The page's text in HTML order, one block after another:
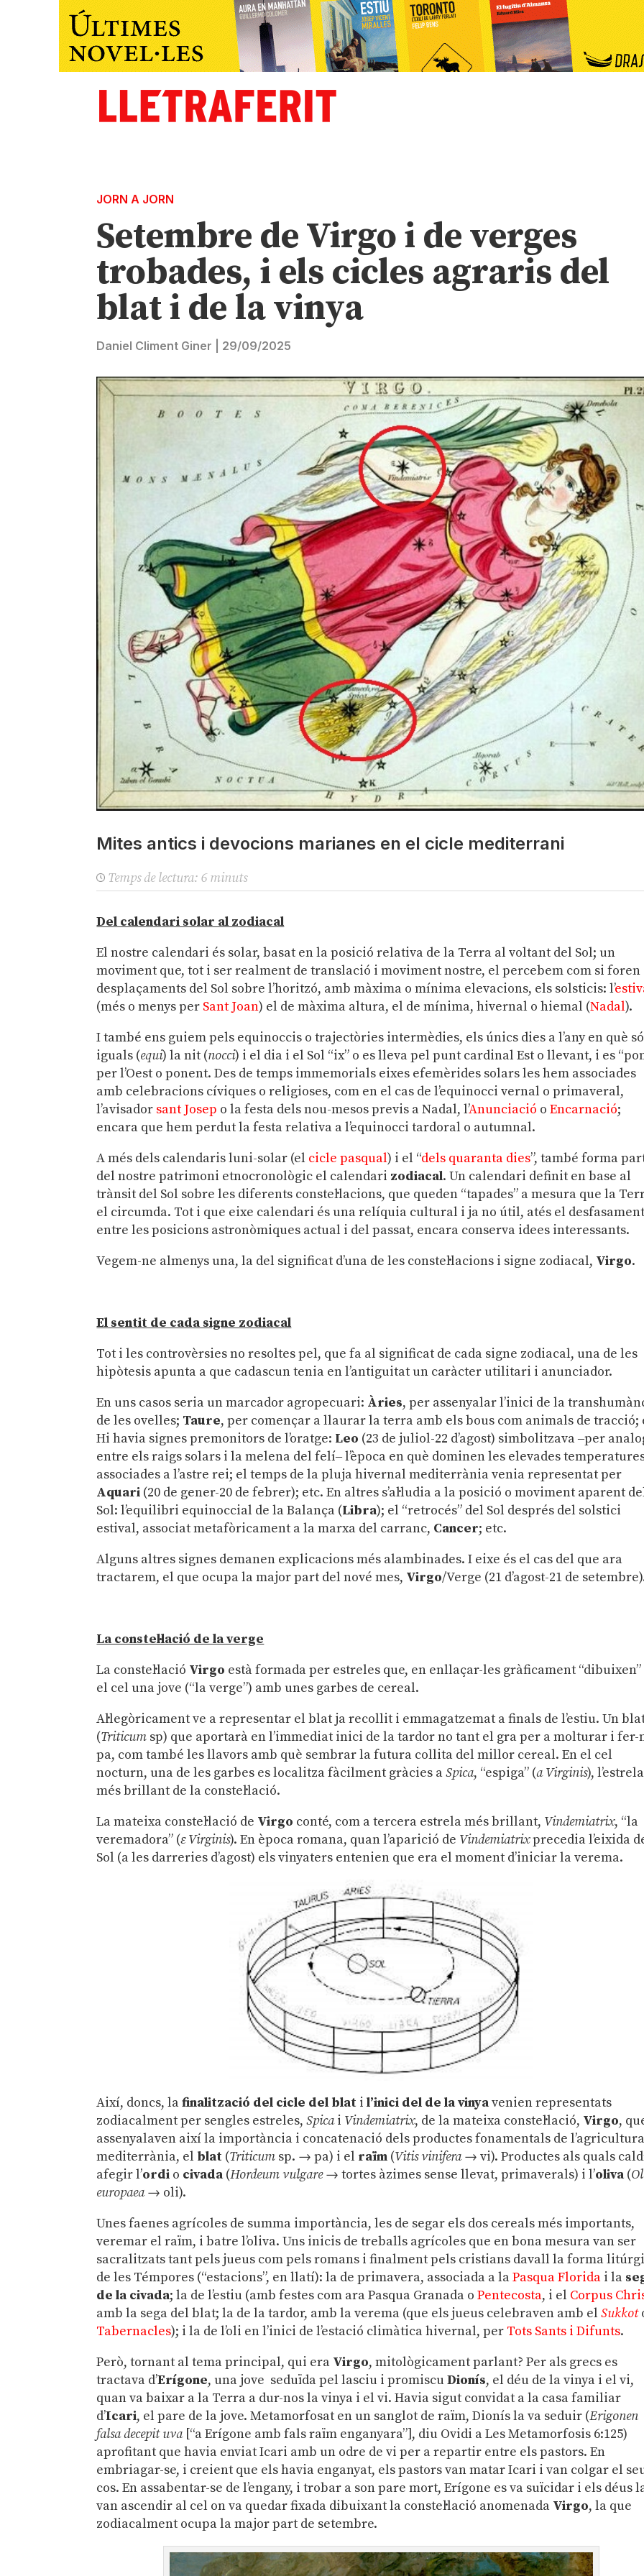
JORN A JORN
Setembre de Virgo i de verges
trobades, i els cicles agraris del
blat i de la vinya
Daniel Climent Giner 29/09/2025
Mites antics i devocions marianes en el cicle mediterrani
Temps de lectura: 6minuts
Del calendari solar al zodiacal
El nostre calendari és solar, basat en la posició relativa de la Terra al voltant del Sol; un
moviment que, tot i ser realment de translació i moviment nostre, el percebem com si foren
desplaçaments del Sol sobre l’horitzó, amb màxima o mínima elevacions, els solsticis: l’
(més o menys per Sant Joan) el de màxima altura, el de mínima, hivernal o hiemal (Nadal).
I també ens guiem pels equinoccis o trajectòries intermèdies, els únics dies a l’any en què
iguals (equi) la nit (nocci) i el dia i el Sol “ix” o es lleva pel punt cardinal Est o llevant, i es
per l’Oest o ponent. Des de temps immemorials eixes efemèrides solars les hem associades
amb celebracions cíviques o religioses, com en el cas de l’equinocci vernal o primaveral,
l’avisador sant Josep o la festa dels nou-mesos previs a Nadal, l’Anunciació oEncarnació;
encara que hem perdut la festa relativa a l’equinocci tardoral o autumnal.
A més dels calendaris luni-solar (el cicle pasqual) i el “dels quaranta dies”, també forma
del nostre patrimoni etnocronològic el calendari zodiacal. Un calendari definit en base al
trànsit del Sol sobre les diferents constel·lacions, que queden “tapades” a mesura que la
el circumda. Tot i que eixe calendari és una relíquia cultural i ja no útil, atés el desfasament
entre les posicions astronòmiques actual i del passat, encara conserva idees interessants.
Vegem-ne almenys una, la del significat d’una de les constel·lacions i signe zodiacal, Virgo.
El sentit de cada signe zodiacal
Tot i les controvèrsies no resoltes pel, que fa al significat de cada signe zodiacal, una de les
hipòtesis apunta a que cadascun tenia en l’antiguitat un caràcter utilitari i anunciador.
En uns casos seria un marcador agropecuari: Àries, per assenyalar l’inici de la
de les ovelles; Taure, per començar a llaurar la terra amb els bous com animals de tracció;
Hi havia signes premonitors de l’oratge: Leo (23 de juliol-22 d’agost) simbolitzava ‒per
entre els raigs solars i la melena del felí‒ l’època en què dominen les elevades
associades a l’astre rei; el temps de la pluja hivernal mediterrània venia representat per
Aquari (20 de gener-20 de febrer); etc. En altres s’al·ludia a la posició o moviment aparent
Sol: l’equilibri equinoccial de la Balança (Libra); el “retrocés” del Sol després del solstici
estival, associat metafòricament a la marxa del carranc, Cancer; etc.
Alguns altres signes demanen explicacions més alambinades. I eixe és el cas del que ara
tractarem, el que ocupa la major part del nové mes, Virgo/Verge (21 d’agost-21 de
La constel·lació de la verge
La constel·lació Virgo està formada per estreles que, en enllaçar-les gràficament “dibuixen”
el cel una jove (“la verge”) amb unes garbes de cereal.
Al·legòricament ve a representar el blat ja recollit i emmagatzemat a finals de l’estiu. Un
(Triticum sp) que aportarà en l’immediat inici de la tardor no tant el gra per a molturar i fer-
pa, com també les llavors amb què sembrar la futura collita del millor cereal. En el cel
nocturn, una de les garbes es localitza fàcilment gràcies aSpica, “espiga” (aVirginis), l’estrela
més brillant de la constel·lació.
La mateixa constel·lació de Virgo conté, com a tercera estrela més brillant, Vindemiatrix, “la
veremadora” (εVirginis). En època romana, quan l’aparició de Vindemiatrixprecedia l’eixida
Sol (a les darreries d’agost) els vinyaters entenien que era el moment d’iniciar la verema.
Així, doncs, lafinalització del cicle del blat il’inici del de la vinyavenien representats
zodiacalment per sengles estreles,Spicai Vindemiatrix, de la mateixa constel·lació, Virgo,
assenyalaven així la importància i concatenació dels productes fonamentals de l’agricultura
mediterrània, el blat (Triticum sp. → pa) i el raïm (Vitis vinifera→ vi). Productes als quals
afegir l’ordi o civada (Hordeum vulgare→ tortes àzimes sense llevat, primaverals) i l’oliva (
europaea→ oli).
Unes faenes agrícoles de summa importància, les de segar els dos cereals més importants,
veremar el raïm, i batre l’oliva. Uns inicis de treballs agrícoles que en bona mesura van ser
sacralitzats tant pels jueus com pels romans i finalment pels cristians davall la forma
de les Témpores (“estacions”, en llatí): la de primavera, associada a laPasqua Florida i la
de la civada; la de l’estiu (amb festes com ara Pasqua Granada oPentecosta, i el Corpus
amb la sega del blat; la de la tardor, amb la verema (que els jueus celebraven amb elSukkot
Tabernacles); i la de l’oli en l’inici de l’estació climàtica hivernal, per Tots Sants i Difunts.
Però, tornant al tema principal, qui era Virgo, mitològicament parlant? Per als grecs es
tractava d’Erígone, una jove seduïda pel lasciu i promiscuDionís, el déu de la vinya i el vi,
quan va baixar a la Terra a dur-nos la vinya i el vi. Havia sigut convidat a la casa familiar
d’Icari, el pare de la jove. Metamorfosat en un sanglot de raïm, Dionís la va seduir (Erigonen
falsa decepit uva[“a Erígone amb fals raïm enganyara”], diu Ovidi a Les Metamorfosis 6:125)
aprofitant que havia enviat Icari amb un odre de vi per a repartir entre els pastors. En
embriagar-se, i creient que els havia enganyat, els pastors van matar Icari i van colgar el
cos. En assabentar-se de l’engany, i trobar a son pare mort, Erígone es va suïcidar i els déus
van ascendir al cel on va quedar fixada dibuixant la constel·lació anomenada Virgo, la que
zodiacalment ocupa la major part de setembre.